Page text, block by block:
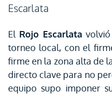
Escarlata
El Rojo Escarlata
torneo local, con el
firme en la zona alta de
directo clave para no
equipo supo imponer